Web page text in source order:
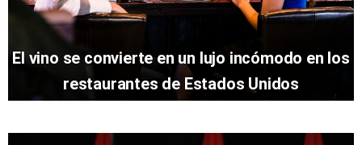
El vino se convierte en un lujo incómodo en los
restaurantes de Estados Unidos